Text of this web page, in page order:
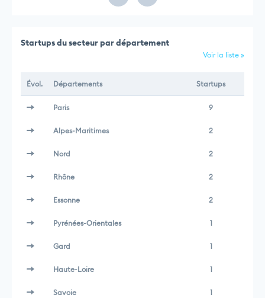
Startups du secteur par département
Voir la liste »
Évol. Départements Startups
Paris 9
Alpes-Maritimes 2
Nord 2
Rhône 2
Essonne 2
Pyrénées-Orientales 1
Gard 1
Haute-Loire 1
Savoie 1